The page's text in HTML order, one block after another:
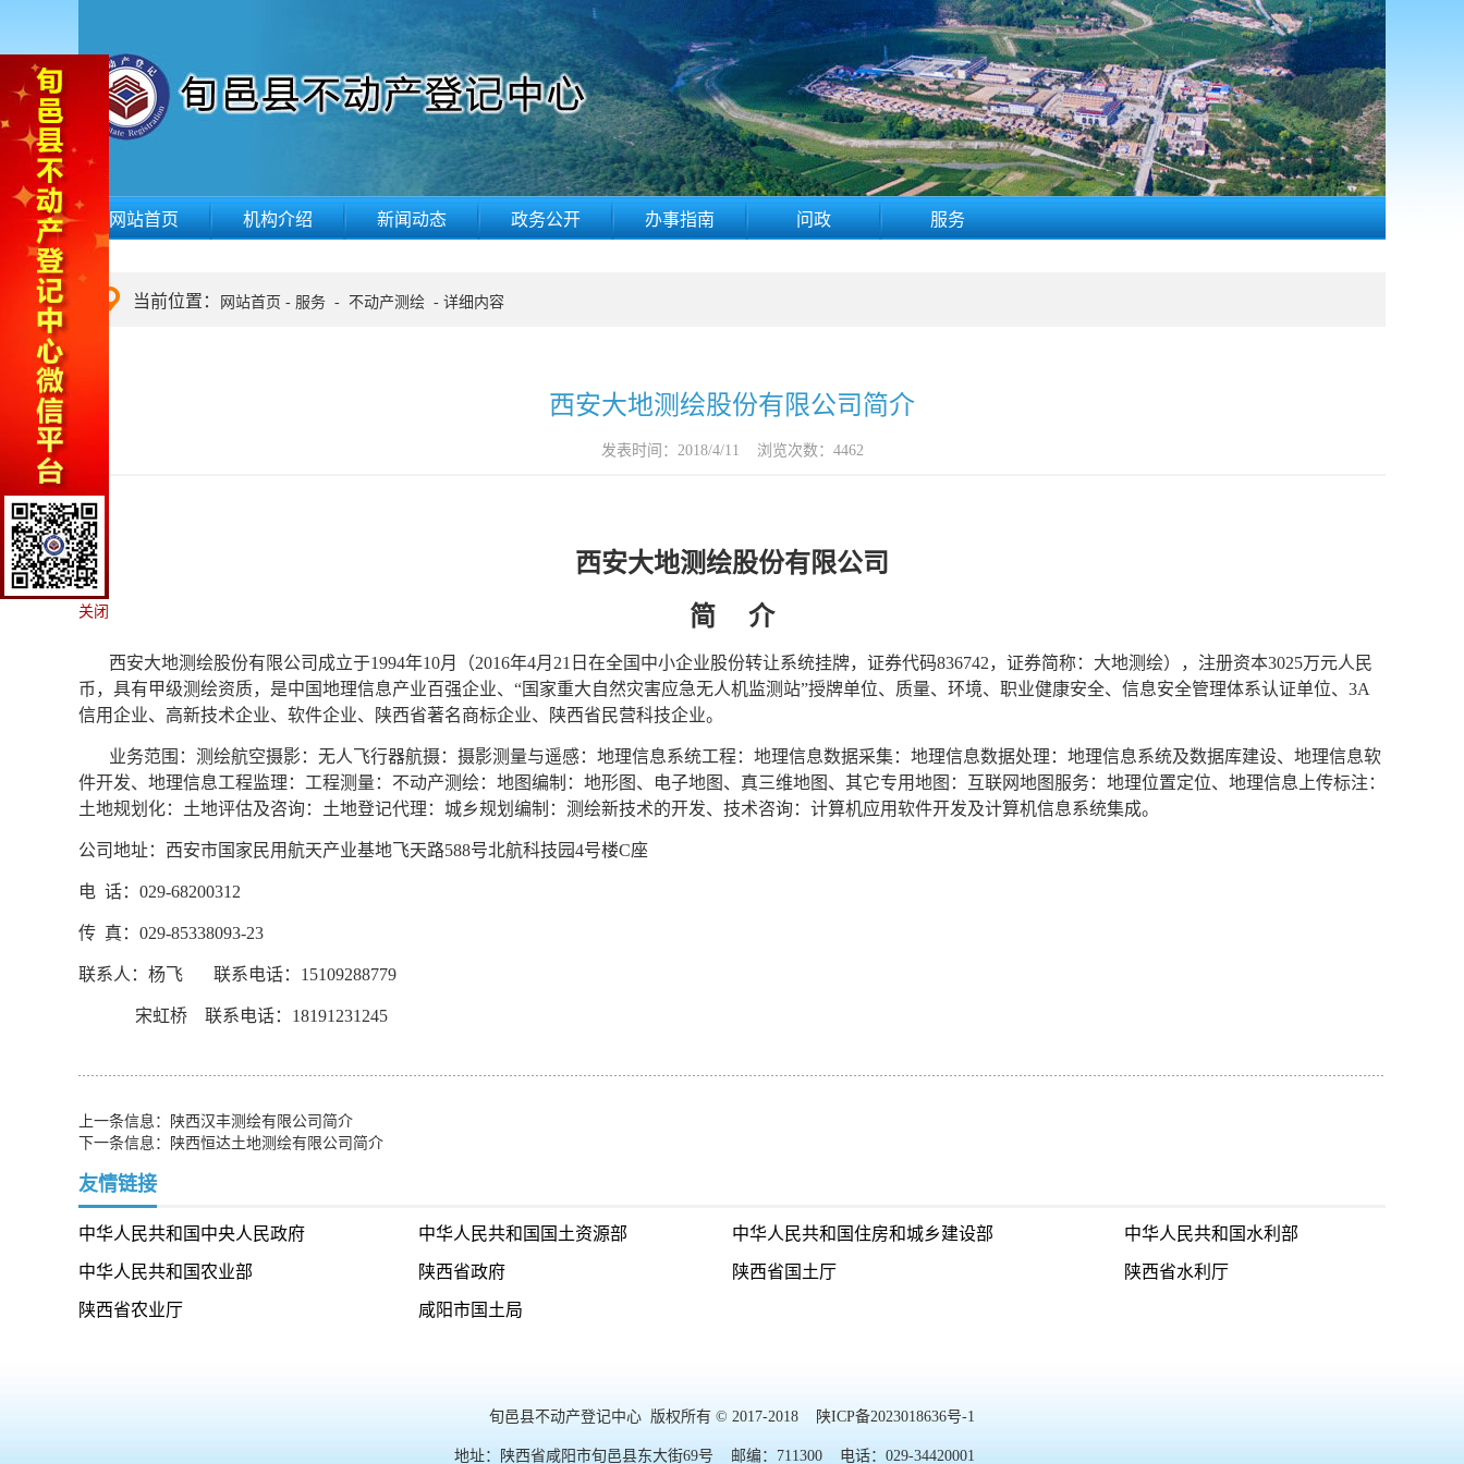
网站首页 机构介绍 新闻动态 政务公开 办事指南 问政 服务
当前位置： 网站首页 - 服务 - 不动产测绘 - 详细内容
西安大地测绘股份有限公司简介
发表时间： 2018/4/11 浏览次数： 4462
西安大地测绘股份有限公司
简
介
西安大地测绘股份有限公司成立于1994年10月（2016年4月 21 日在全国中小企业股份转让系统挂牌，证券代码836742，证券简称：大地测绘），注册资本3025万元人民
币，具有甲级测绘资质，是中国地理信息产业百强企业、 “国家重大自然灾害应急无人机监测站”授牌单位、质量、环境、职业健康安全、信息安全管理体系认证单位、 3A
信用企业、高新技术企业、软件企业、陕西省著名商标企业、陕西省民营科技企业。
业务范围：测绘航空摄影：无人飞行器航摄：摄影测量与遥感：地理信息系统工程：地理信息数据采集：地理信息数据处理：地理信息系统及数据库建设、地理信息软
件开发、地理信息工程监理：工程测量：不动产测绘：地图编制：地形图、电子地图、真三维地图、其它专用地图：互联网地图服务：地理位置定位、地理信息上传标注：
土地规划化：土地评估及咨询：土地登记代理：城乡规划编制：测绘新技术的开发、技术咨询：计算机应用软件开发及计算机信息系统集成。
公司地址：西安市国家民用航天产业基地飞天路588号北航科技园4号楼C座
电 话： 029-68200312
传 真： 029-85338093-23
联系人：杨飞 联系电话： 15109288779
宋虹桥 联系电话： 18191231245
上一条信息：
陕西汉丰测绘有限公司简介
下一条信息：
陕西恒达土地测绘有限公司简介
友情链接
中华人民共和国中央人民政府 中华人民共和国国土资源部 中华人民共和国住房和城乡建设部 中华人民共和国水利部
中华人民共和国农业部 陕西省政府 陕西省国土厅 陕西省水利厅
陕西省农业厅 咸阳市国土局
旬邑县不动产登记中心 版权所有 © 2017-2018 陕ICP备2023018636号-1
地址：陕西省咸阳市旬邑县东大街69号 邮编：711300 电话：029-34420001
关闭